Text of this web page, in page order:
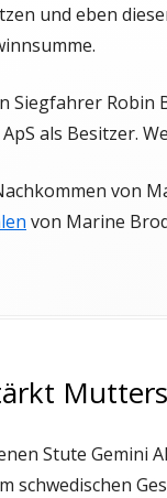
und eben
Siegfahrer
als Besitzer.
von
von Marine
Stute Gemini
schwedischen